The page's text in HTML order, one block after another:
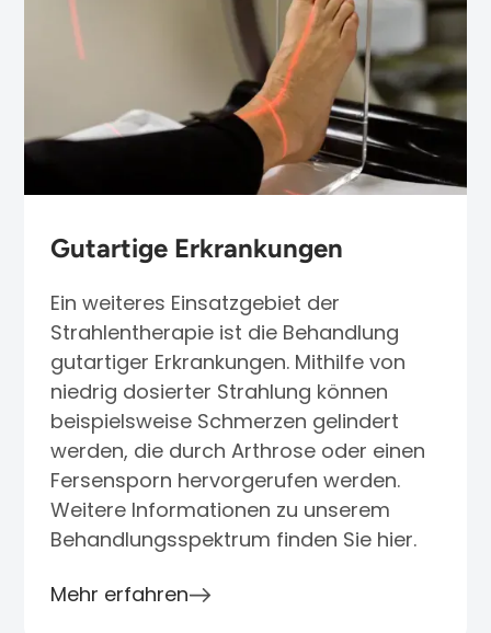
Gutartige Erkrankungen
Ein weiteres Einsatzgebiet der
Strahlentherapie ist die Behandlung
gutartiger Erkrankungen. Mithilfe von
niedrig dosierter Strahlung können
beispielsweise Schmerzen gelindert
werden, die durch Arthrose oder einen
Fersensporn hervorgerufen werden.
Weitere Informationen zu unserem
Behandlungsspektrum finden Sie hier.
Mehr erfahren